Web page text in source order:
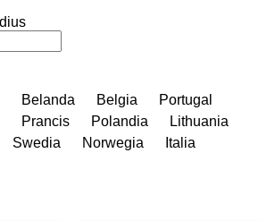
Belanda Belgia
Portugal
Prancis Polandia
Lithuania
Swedia Norwegia
Italia